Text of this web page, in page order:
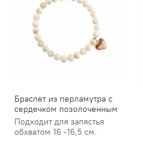
Браслет из перламутра с
сердечком позолоченным
Подходит для запястья
обхватом 16 -16,5 см.